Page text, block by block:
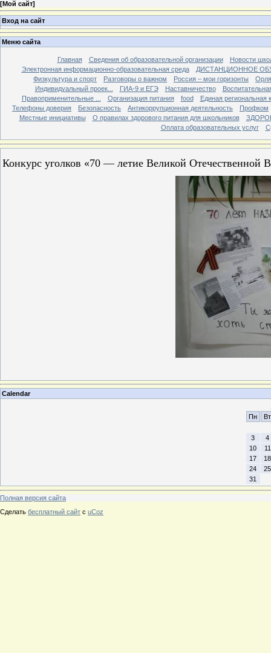
[Мой сайт]
Вход на сайт
Меню сайта
Главная Сведения об образовательной организации
Новости
Электронная информационно-образовательная среда
ДИСТАНЦИОННОЕ
Физкультура и спорт
Разговоры о важном Россия – мои горизонты
Индивидуальный проек...
ГИА-9 и ЕГЭ Наставничество
Правоприменительные ...
Организация питания food
Единая региональная
Телефоны доверия
Безопасность Антикоррупционная деятельность
Профком
Местные инициативы
О правилах здорового питания для школьников
Оплата образовательных услуг
Конкурс уголков «70 — летие Великой Отечественной
Calendar
Пн
Вт
3
4
10
11
17
18
24
25
31
Полная версия сайта
Сделать бесплатный сайт с uCoz